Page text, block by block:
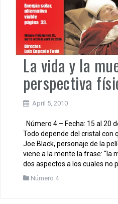
La vida y la
perspectiva
April 5, 2010
Número 4 – Fecha: 15 al 20
Todo depende del cristal con
Joe Black, personaje de la
viene a la mente la frase: “la
dos aspectos a los cuales no
Número 4